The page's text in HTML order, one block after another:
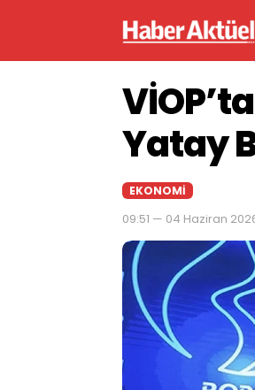
Yatay
EKONOMI
09:51 — 04 Haziran